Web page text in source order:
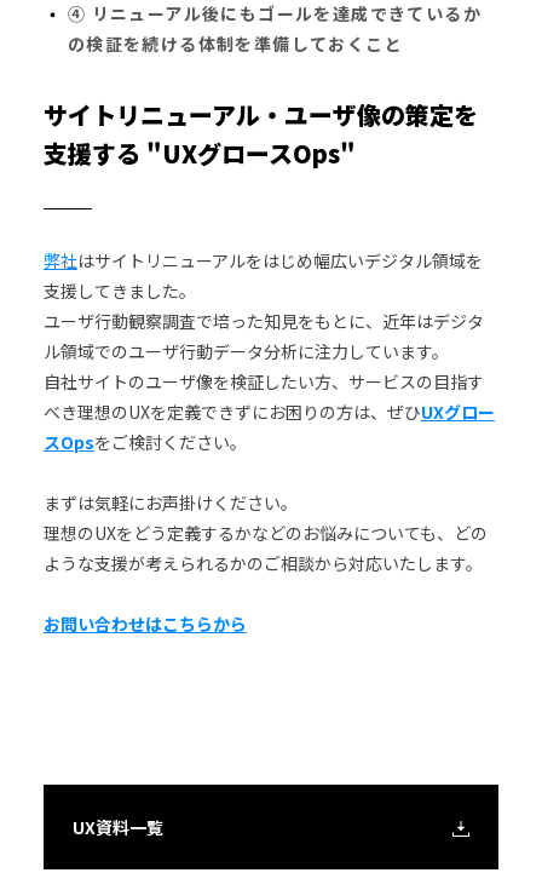
④ リニューアル後にもゴールを達成できているか
の検証を続ける体制を準備しておくこと
サイトリニューアル・ユーザ像の策定を
支援する "UXグロースOps"
弊社はサイトリニューアルをはじめ幅広いデジタル領域を
支援してきました。
ユーザ行動観察調査で培った知見をもとに、近年はデジタ
ル領域でのユーザ行動データ分析に注力しています。
自社サイトのユーザ像を検証したい方、サービスの目指す
べき理想のUXを定義できずにお困りの方は、ぜひUXグロー
スOpsをご検討ください。
まずは気軽にお声掛けください。
理想のUXをどう定義するかなどのお悩みについても、どの
ような支援が考えられるかのご相談から対応いたします。
お問い合わせはこちらから
UX資料一覧